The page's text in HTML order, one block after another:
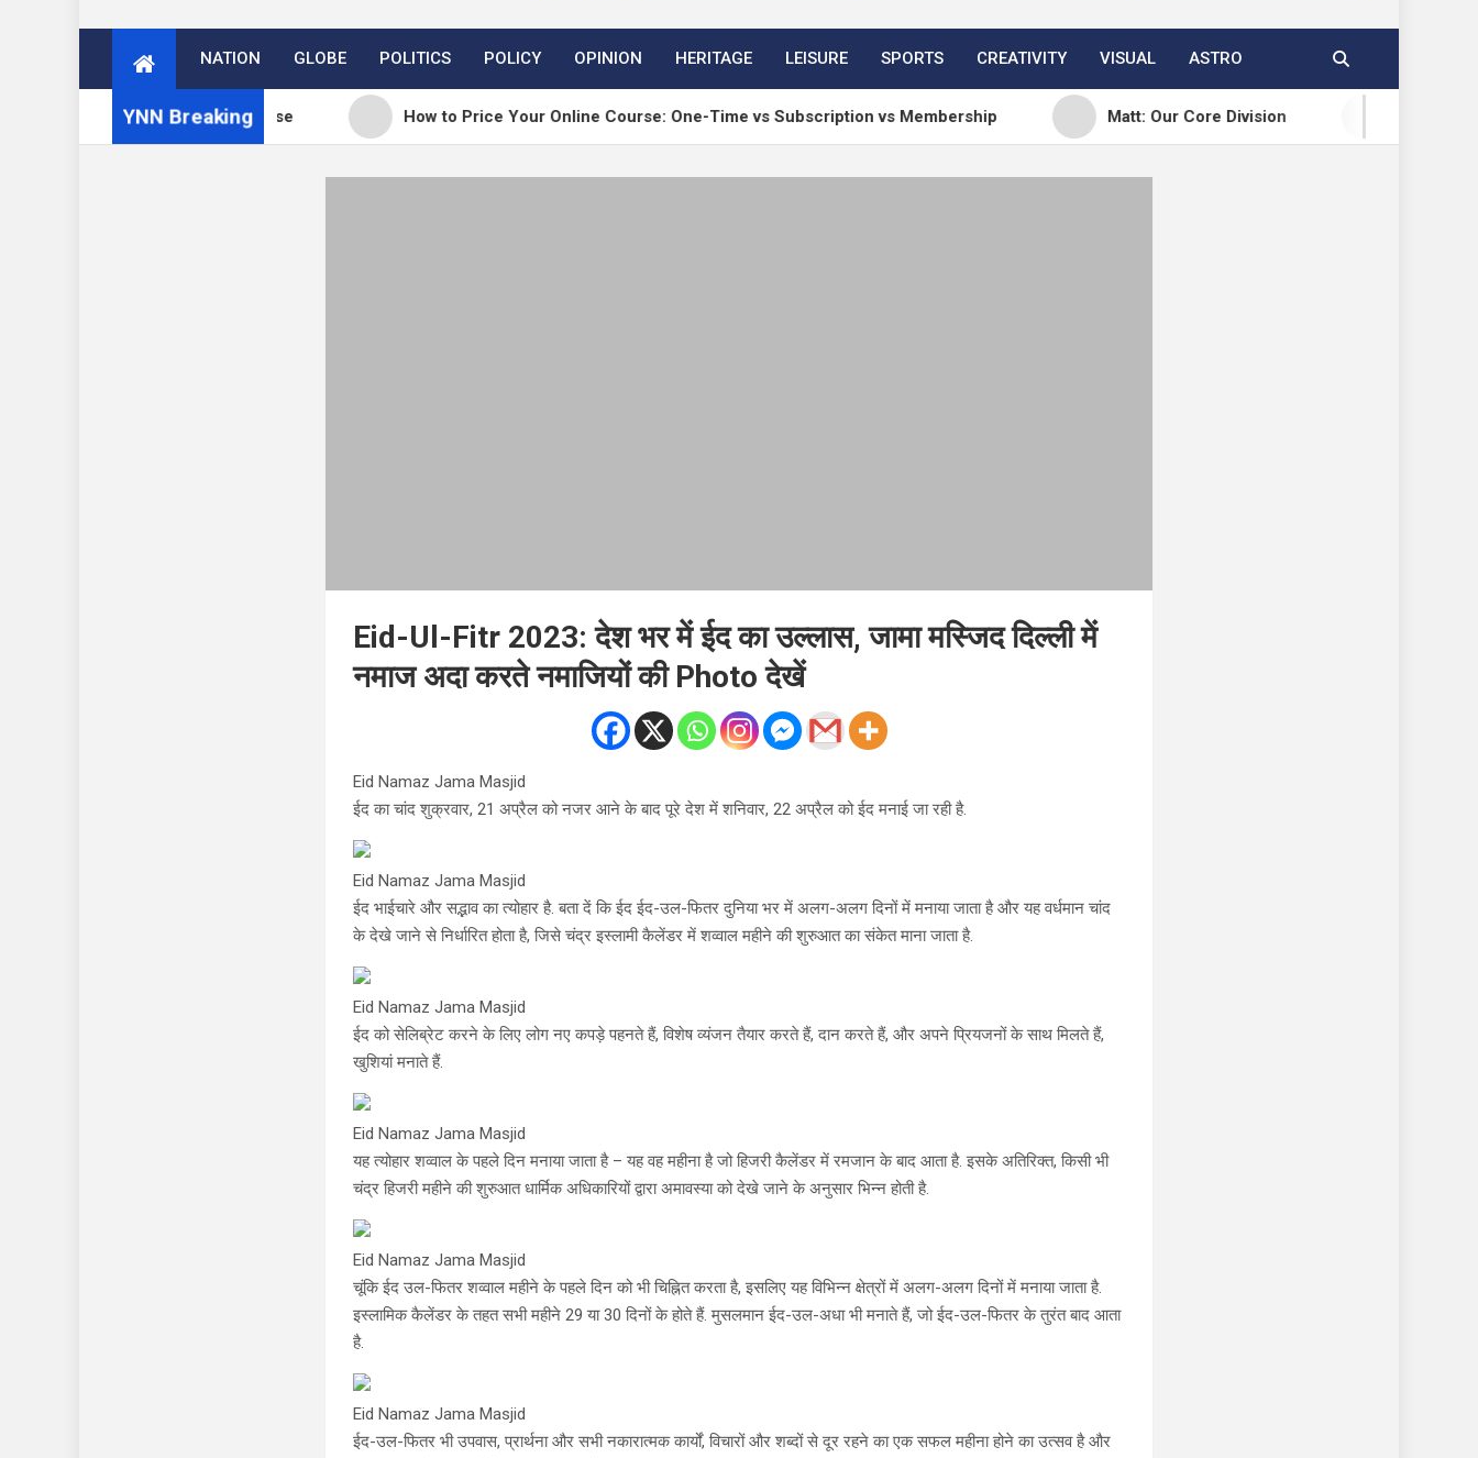
NATION GLOBE POLITICS POLICY OPINION HERITAGE LEISURE SPORTS CREATIVITY VISUAL ASTRO
YNN Breaking
7.0.3 release How to Price Your Online Course: One-Time vs Subscription vs Membership Matt: Our Core Division
Eid-Ul-Fitr 2023: देश भर में ईद का उल्लास, जामा मस्जिद दिल्ली में
नमाज अदा करते नमाजियों की Photo देखें
Eid Namaz Jama Masjid
ईद का चांद शुक्रवार, 21 अप्रैल को नजर आने के बाद पूरे देश में शनिवार, 22 अप्रैल को ईद मनाई जा रही है.
Eid Namaz Jama Masjid
ईद भाईचारे और सद्भाव का त्योहार है. बता दें कि ईद ईद-उल-फितर दुनिया भर में अलग-अलग दिनों में मनाया जाता है और यह वर्धमान चांद
के देखे जाने से निर्धारित होता है, जिसे चंद्र इस्लामी कैलेंडर में शव्वाल महीने की शुरुआत का संकेत माना जाता है.
Eid Namaz Jama Masjid
ईद को सेलिब्रेट करने के लिए लोग नए कपड़े पहनते हैं, विशेष व्यंजन तैयार करते हैं, दान करते हैं, और अपने प्रियजनों के साथ मिलते हैं,
खुशियां मनाते हैं.
Eid Namaz Jama Masjid
यह त्योहार शव्वाल के पहले दिन मनाया जाता है – यह वह महीना है जो हिजरी कैलेंडर में रमजान के बाद आता है. इसके अतिरिक्त, किसी भी
चंद्र हिजरी महीने की शुरुआत धार्मिक अधिकारियों द्वारा अमावस्या को देखे जाने के अनुसार भिन्न होती है.
Eid Namaz Jama Masjid
चूंकि ईद उल-फितर शव्वाल महीने के पहले दिन को भी चिह्नित करता है, इसलिए यह विभिन्न क्षेत्रों में अलग-अलग दिनों में मनाया जाता है.
इस्लामिक कैलेंडर के तहत सभी महीने 29 या 30 दिनों के होते हैं. मुसलमान ईद-उल-अधा भी मनाते हैं, जो ईद-उल-फितर के तुरंत बाद आता
है.
Eid Namaz Jama Masjid
ईद-उल-फितर भी उपवास, प्रार्थना और सभी नकारात्मक कार्यों, विचारों और शब्दों से दूर रहने का एक सफल महीना होने का उत्सव है और